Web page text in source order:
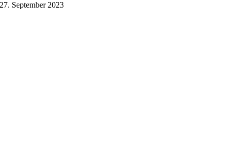
27. September 2023